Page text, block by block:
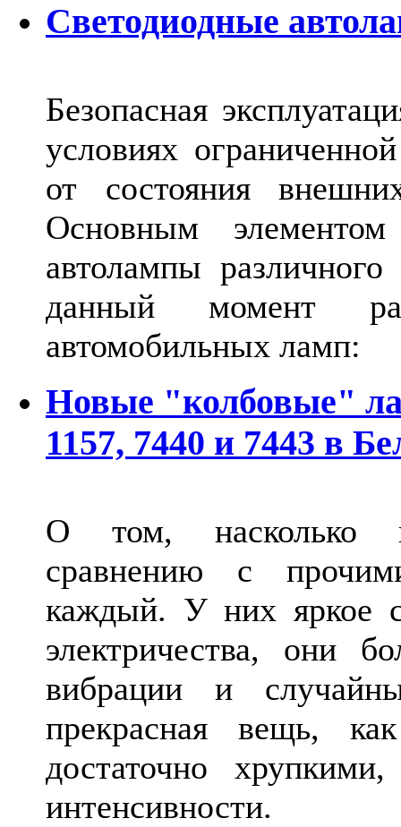
Светодиодные
Безопасная
условиях
от состояния
Основным
автолампы
данный момент
автомобильных ламп:
Новые "колбовые"
1157, 7440 и 7443 в
О том, насколько
сравнению с
каждый. У них яркое
электричества, они
вибрации и
прекрасная вещь,
достаточно
интенсивности.